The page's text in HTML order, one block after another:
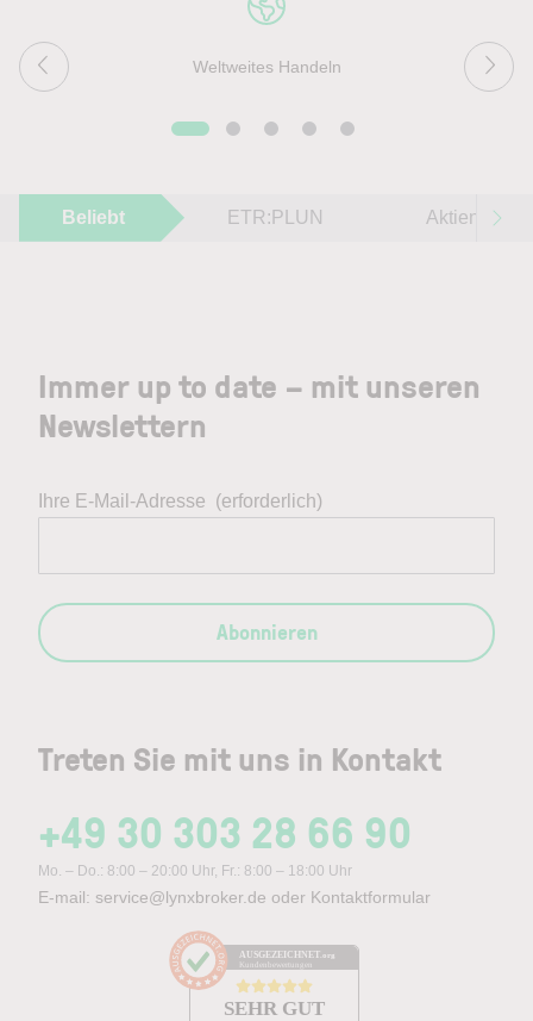
Weltweites Handeln
Beliebt ETR:PLUN Aktien im
Treten Sie mit uns in Kontakt
+49 30 303 28 66 90
Mo. – Do.: 8:00 – 20:00 Uhr, Fr.: 8:00 – 18:00 Uhr
E-mail: service@lynxbroker.de oder Kontaktformular
AUSGEZEICHNET .org
Kundenbewertungen
SEHR GUT
Immer up to date – mit unseren
Newslettern
Ihre E-Mail-Adresse (erforderlich)
Abonnieren